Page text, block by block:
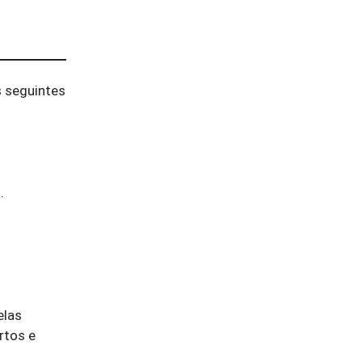
seguintes
e